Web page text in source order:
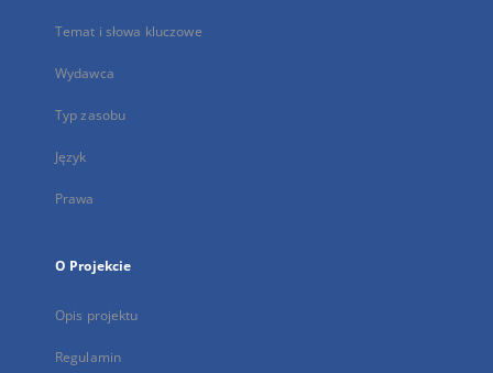
Temat i słowa kluczowe
Wydawca
Typ zasobu
Język
Prawa
O Projekcie
Opis projektu
Regulamin